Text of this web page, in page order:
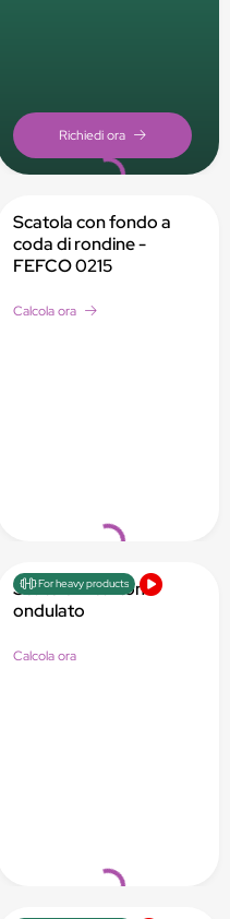
Loading...
Loading...
Scatola con fondo a
coda di rondine -
FEFCO 0215
Calcola ora
For heavy products
Loading...
Scatole in cartone
ondulato
Calcola ora